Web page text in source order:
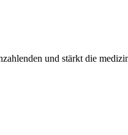
und stärkt die